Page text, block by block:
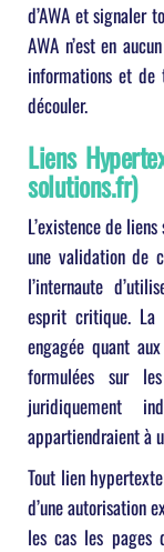
d’AWA et signaler
AWA n’est en
informations et
découler.
Liens
solutions.fr)
L’existence de
une validation de
l’internaute
esprit critique. La
engagée quant
formulées sur
juridiquement
appartiendraient à
Tout lien
d’une autorisation
les cas les